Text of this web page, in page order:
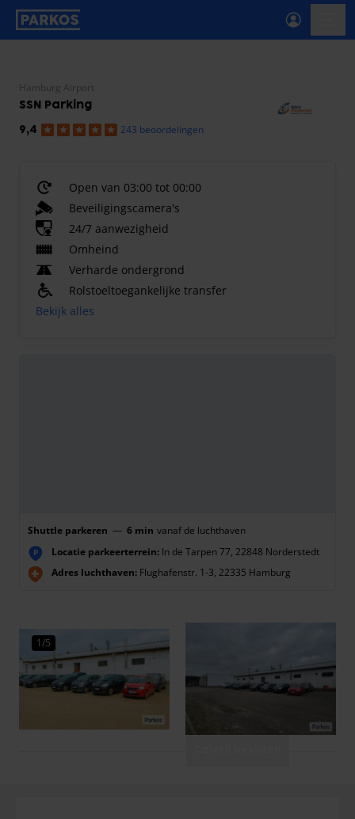
label-voor-primaire-navigatie
Hamburg Airport
SSN Parking
9,4 243 beoordelingen
Open van 03:00 tot 00:00
Beveiligingscamera's
24/7 aanwezigheid
Omheind
Verharde ondergrond
Rolstoeltoegankelijke transfer
Bekijk alles
Shuttle parkeren — 6 min vanaf de luchthaven
P Locatie parkeerterrein: In de Tarpen 77, 22848 Norderstedt
Adres luchthaven: Flughafenstr. 1-3, 22335 Hamburg
1/5